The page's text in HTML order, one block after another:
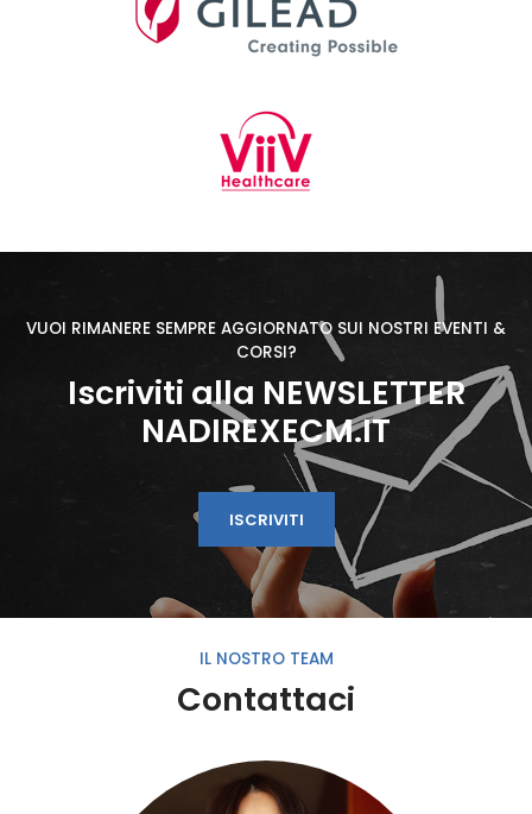
VUOI RIMANERE SEMPRE AGGIORNATO SUI NOSTRI EVENTI &
CORSI?
Iscriviti alla NEWSLETTER
NADIREXECM.IT
ISCRIVITI
IL NOSTRO TEAM
Contattaci